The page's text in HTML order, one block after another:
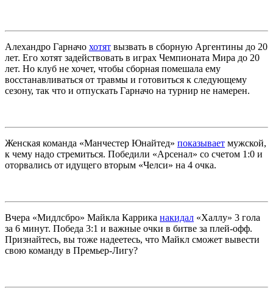
Алехандро Гарначо хотят вызвать в сборную Аргентины до 20
лет. Его хотят задействовать в играх Чемпионата Мира до 20
лет. Но клуб не хочет, чтобы сборная помешала ему
восстанавливаться от травмы и готовиться к следующему
сезону, так что и отпускать Гарначо на турнир не намерен.
Женская команда «Манчестер Юнайтед» показывает мужской,
к чему надо стремиться. Победили «Арсенал» со счетом 1:0 и
оторвались от идущего вторым «Челси» на 4 очка.
Вчера «Мидлсбро» Майкла Каррика накидал «Халлу» 3 гола
за 6 минут. Победа 3:1 и важные очки в битве за плей-офф.
Признайтесь, вы тоже надеетесь, что Майкл сможет вывести
свою команду в Премьер-Лигу?